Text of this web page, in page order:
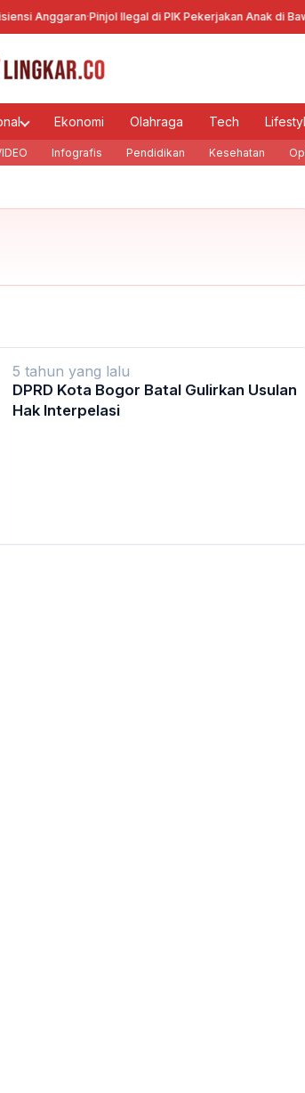
Anggaran·Pinjol Ilegal di PIK Pekerjakan Anak di
Ekonomi Olahraga Tech
Infografis Pendidikan Kesehatan
5 tahun yang lalu
DPRD Kota Bogor Batal Gulirkan Usulan
Hak Interpelasi